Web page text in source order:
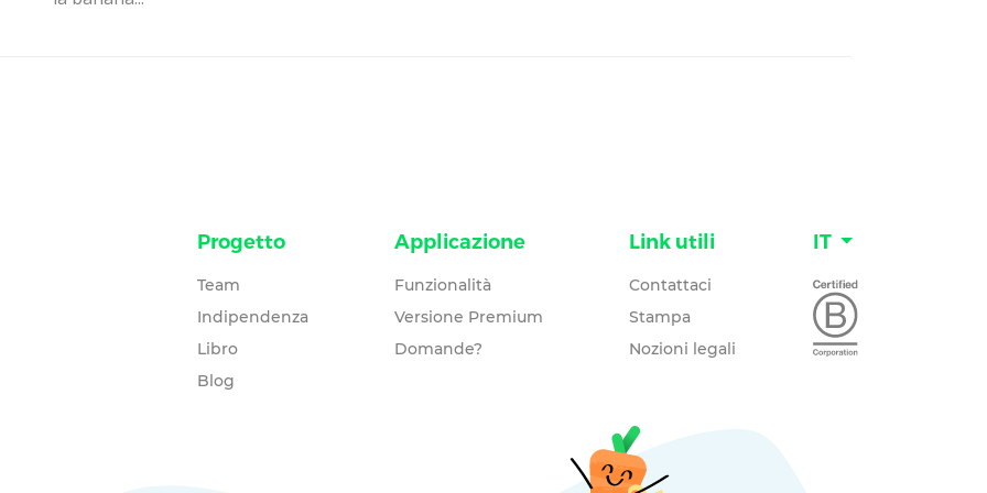
Progetto
Team
Indipendenza
Libro
Blog
Applicazione
Funzionalità
Versione Premium
Domande?
Link utili
Contattaci
Stampa
Nozioni legali
IT